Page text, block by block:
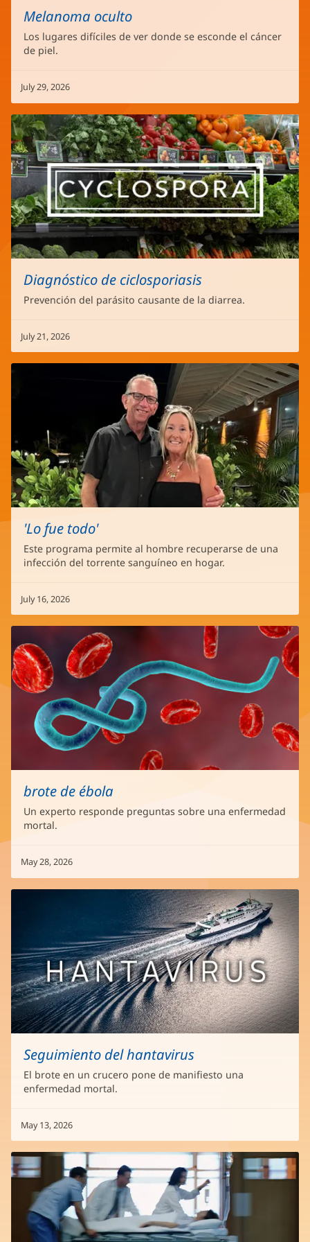
Melanoma oculto
Los lugares difíciles de ver donde se esconde el cáncer
de piel.
July 29, 2026
Diagnóstico de ciclosporiasis
Prevención del parásito causante de la diarrea.
July 21, 2026
'Lo fue todo'
Este programa permite al hombre recuperarse de una
infección del torrente sanguíneo en hogar.
July 16, 2026
brote de ébola
Un experto responde preguntas sobre una enfermedad
mortal.
May 28, 2026
Seguimiento del hantavirus
El brote en un crucero pone de manifiesto una
enfermedad mortal.
May 13, 2026